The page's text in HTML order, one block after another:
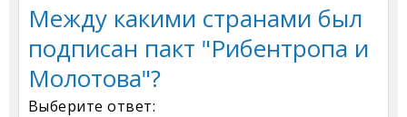
Между какими странами был
подписан пакт "Рибентропа и
Молотова"?
Выберите ответ: